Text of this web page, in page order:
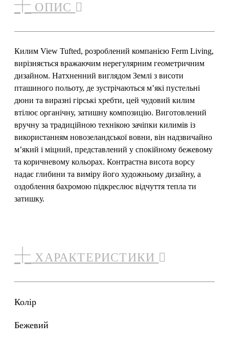
ОПИС
Килим View Tufted, розроблений компанією Ferm Living,
вирізняється вражаючим нерегулярним геометричним
дизайном. Натхненний виглядом Землі з висоти
пташиного польоту, де зустрічаються м’які пустельні
дюни та виразні гірські хребти, цей чудовий килим
втілює органічну, затишну композицію. Виготовлений
вручну за традиційною технікою зачіпки килимів із
використанням новозеландської вовни, він надзвичайно
м’який і міцний, представлений у спокійному бежевому
та коричневому кольорах. Контрастна висота ворсу
надає глибини та виміру його художньому дизайну, а
оздоблення бахромою підкреслює відчуття тепла ти
затишку.
ХАРАКТЕРИСТИКИ
Колір
бежевий